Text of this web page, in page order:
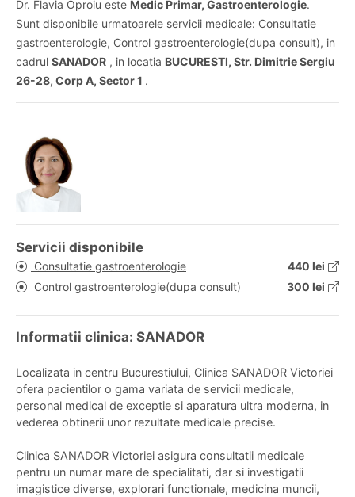
Dr. Flavia Oproiu este Medic Primar, Gastroenterologie.
Sunt disponibile urmatoarele servicii medicale: Consultatie
gastroenterologie, Control gastroenterologie(dupa consult), in
cadrul SANADOR , in locatia BUCURESTI, Str. Dimitrie Sergiu
26-28, Corp A, Sector 1 .
Servicii disponibile
Consultatie gastroenterologie
440 lei
Control gastroenterologie(dupa consult)
300 lei
Informatii clinica: SANADOR
Localizata in centru Bucurestiului, Clinica SANADOR Victoriei
ofera pacientilor o gama variata de servicii medicale,
personal medical de exceptie si aparatura ultra moderna, in
vederea obtinerii unor rezultate medicale precise.
Clinica SANADOR Victoriei asigura consultatii medicale
pentru un numar mare de specialitati, dar si investigatii
imagistice diverse, explorari functionale, medicina muncii,